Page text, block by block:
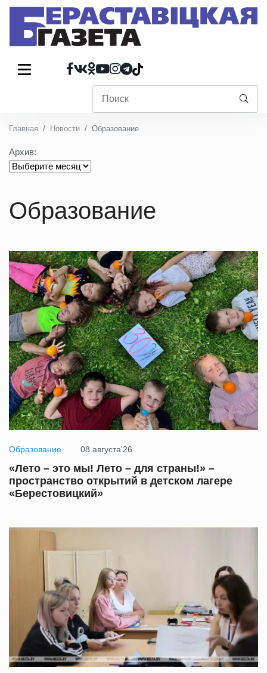
Главная Новости Образование
Архив:
Образование
Образование 08 августа'26
«Лето – это мы! Лето – для страны!» –
пространство открытий в детском лагере
«Берестовицкий»